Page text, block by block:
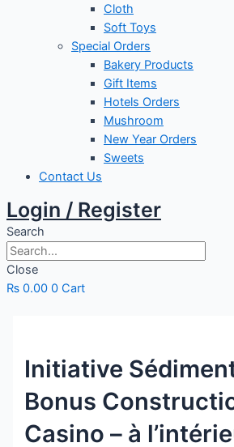
Cloth
Soft Toys
Special Orders
Bakery Products
Gift Items
Hotels Orders
Mushroom
New Year Orders
Sweets
Contact Us
Login / Register
Search
Close
₨ 0.00 0 Cart
Initiative
Bonus
Casino – à